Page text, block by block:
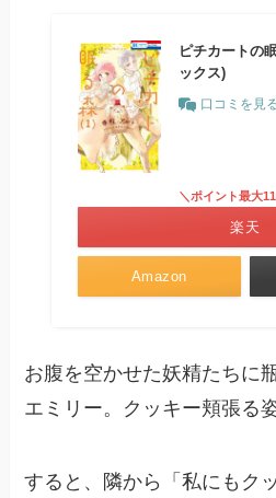
ピチカートの
ックス)
口コミを見
Amazon
＼ポイント最大
楽天
お腹を空かせた妖精たちに
エミリー。クッキー頬張る
すると、隣から「私にもク